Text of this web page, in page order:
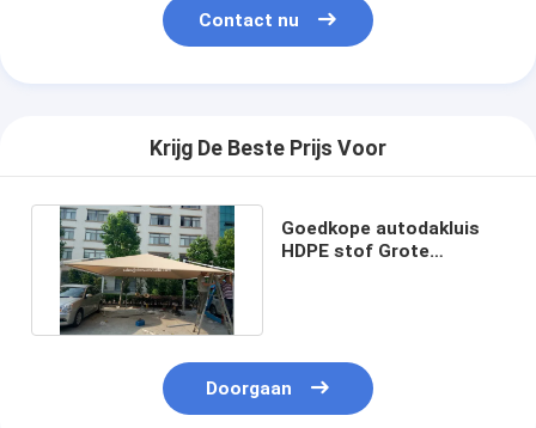
Contact nu
Krijg De Beste Prijs Voor
Goedkope autodakluis
HDPE stof Grote
Doorgaan